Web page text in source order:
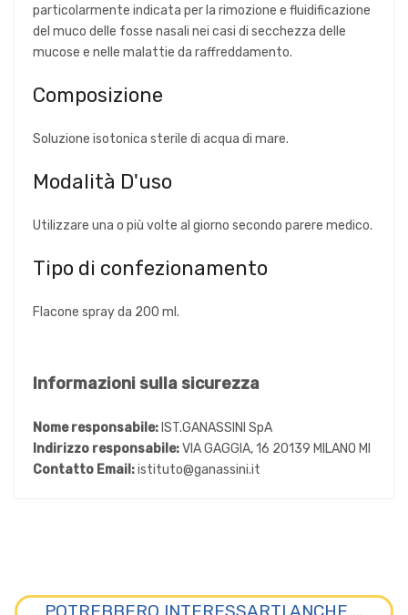
particolarmente indicata per la rimozione e fluidificazione
del muco delle fosse nasali nei casi di secchezza delle
mucose e nelle malattie da raffreddamento.
Composizione
Soluzione isotonica sterile di acqua di mare.
Modalità D'uso
Utilizzare una o più volte al giorno secondo parere medico.
Tipo di confezionamento
Flacone spray da 200 ml.
Informazioni sulla sicurezza
Nome responsabile: IST.GANASSINI SpA
Indirizzo responsabile:VIA GAGGIA, 16 20139 MILANO MI
Contatto Email:istituto@ganassini.it